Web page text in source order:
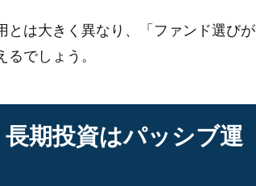
とは大きく異なり、「ファンド選びが
でしょう。
期投資はパッシブ運